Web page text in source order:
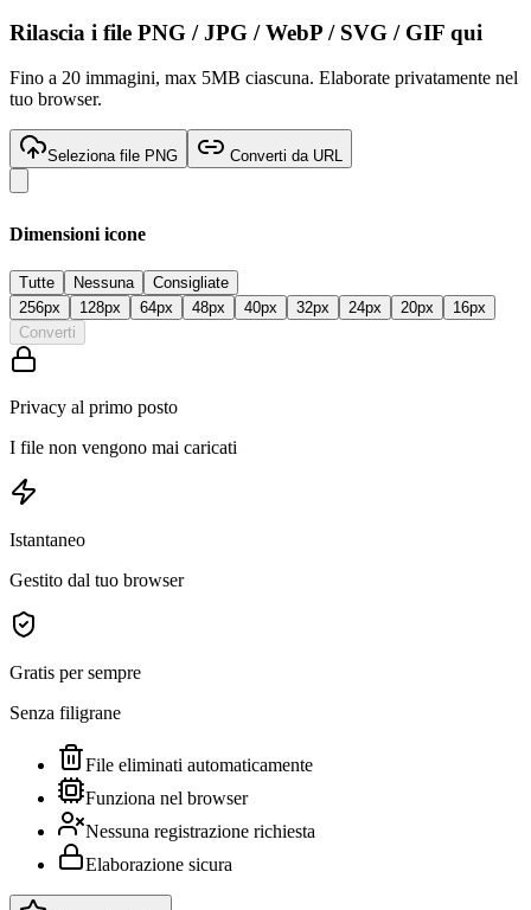
Rilascia i file PNG / JPG / WebP / SVG / GIF qui
Fino a 20 immagini, max 5MB ciascuna. Elaborate privatamente nel
tuo browser.
Seleziona file PNG Converti da URL
Dimensioni icone
Tutte Nessuna
Consigliate
256px 128px 64px 48px 40px 32px 24px 20px 16px
Converti
Privacy al primo posto
I file non vengono mai caricati
Istantaneo
Gestito dal tuo browser
Gratis per sempre
Senza filigrane
File eliminati automaticamente
Funziona nel browser
Nessuna registrazione richiesta
Elaborazione sicura